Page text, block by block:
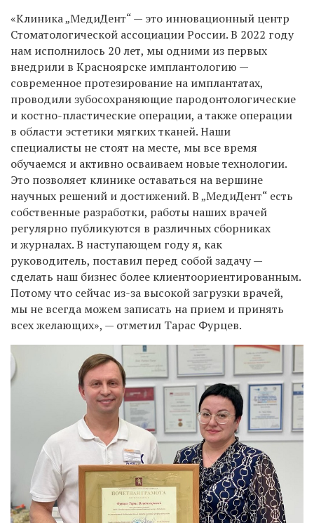
«Клиника „МедиДент“ — это инновационный центр
Стоматологической ассоциации России. В 2022 году
нам исполнилось 20 лет, мы одними из первых
внедрили в Красноярске имплантологию —
современное протезирование на имплантатах,
проводили зубосохраняющие пародонтологические
и костно-пластические операции, а также операции
в области эстетики мягких тканей. Наши
специалисты не стоят на месте, мы все время
обучаемся и активно осваиваем новые технологии.
Это позволяет клинике оставаться на вершине
научных решений и достижений. В „МедиДент“ есть
собственные разработки, работы наших врачей
регулярно публикуются в различных сборниках
и журналах. В наступающем году я, как
руководитель, поставил перед собой задачу —
сделать наш бизнес более клиентоориентированным.
Потому что сейчас из-за высокой загрузки врачей,
мы не всегда можем записать на прием и принять
всех желающих», — отметил Тарас Фурцев.